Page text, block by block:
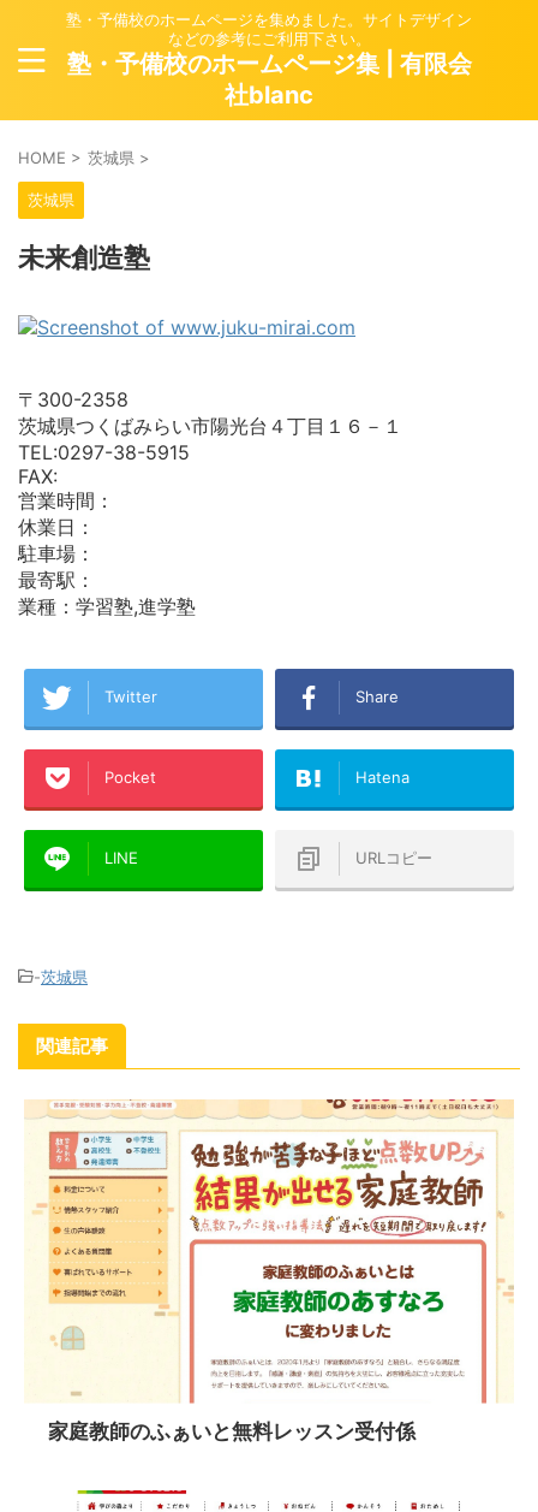
塾・予備校のホームページを集めました。サイトデザイン
などの参考にご利用下さい。
塾・予備校のホームページ集 | 有限会
社blanc
HOME > 茨城県 >
茨城県
未来創造塾
〒300-2358
茨城県つくばみらい市陽光台４丁目１６－１
TEL:0297-38-5915
FAX:
営業時間：
休業日：
駐車場：
最寄駅：
業種：学習塾,進学塾
Twitter Share
Pocket Hatena
LINE URLコピー
-茨城県
関連記事
家庭教師のふぁいと無料レッスン受付係